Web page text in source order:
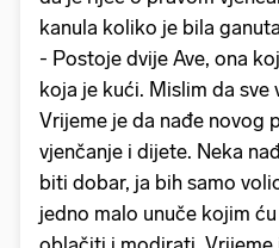
kanula koliko je bila
- Postoje dvije Ave, ona
koja je kući. Mislim da sve
Vrijeme je da nađe novog
vjenčanje i dijete. Neka
biti dobar, ja bih samo
jedno malo unuče kojim